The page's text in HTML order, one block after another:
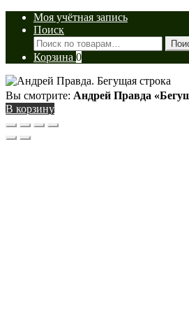
Моя учётная запись
Поиск
Искать:
Корзина 0
Вы смотрите: Андрей Правда
В корзину